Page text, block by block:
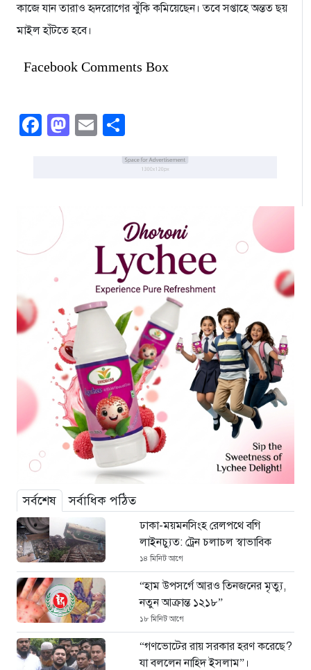
কাজে যান তারাও হৃদরোগের ঝুঁকি কমিয়েছেন। তবে সপ্তাহে অন্তত ছয়
মাইল হাঁটতে হবে।
Facebook Comments Box
Facebook
Mastodon
Email
সর্বশেষ সর্বাধিক পঠিত
ঢাকা-ময়মনসিংহ রেলপথে বগি
লাইনচ্যুত: ট্রেন চলাচল স্বাভাবিক
১৪ মিনিট আগে
“হাম উপসর্গে আরও তিনজনের মৃত্যু,
নতুন আক্রান্ত ১২১৮”
১৮ মিনিট আগে
“গণভোটের রায় সরকার হরণ করেছে?
যা বললেন নাহিদ ইসলাম”।